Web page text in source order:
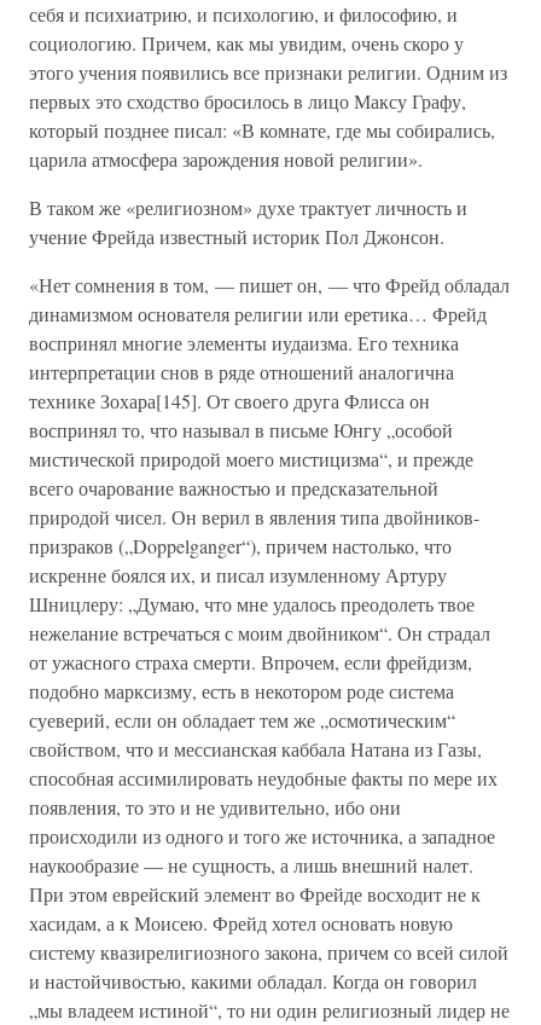
себя и психиатрию, и психологию, и философию, и
социологию. Причем, как мы увидим, очень скоро у
этого учения появились все признаки религии. Одним из
первых это сходство бросилось в лицо Максу Графу,
который позднее писал: «В комнате, где мы собирались,
царила атмосфера зарождения новой религии».
В таком же «религиозном» духе трактует личность и
учение Фрейда известный историк Пол Джонсон.
«Нет сомнения в том, — пишет он, — что Фрейд обладал
динамизмом основателя религии или еретика… Фрейд
воспринял многие элементы иудаизма. Его техника
интерпретации снов в ряде отношений аналогична
технике Зохара[145]. От своего друга Флисса он
воспринял то, что называл в письме Юнгу „особой
мистической природой моего мистицизма“, и прежде
всего очарование важностью и предсказательной
природой чисел. Он верил в явления типа двойников-
призраков („Doppelganger“), причем настолько, что
искренне боялся их, и писал изумленному Артуру
Шницлеру: „Думаю, что мне удалось преодолеть твое
нежелание встречаться с моим двойником“. Он страдал
от ужасного страха смерти. Впрочем, если фрейдизм,
подобно марксизму, есть в некотором роде система
суеверий, если он обладает тем же „осмотическим“
свойством, что и мессианская каббала Натана из Газы,
способная ассимилировать неудобные факты по мере их
появления, то это и не удивительно, ибо они
происходили из одного и того же источника, а западное
наукообразие — не сущность, а лишь внешний налет.
При этом еврейский элемент во Фрейде восходит не к
хасидам, а к Моисею. Фрейд хотел основать новую
систему квазирелигиозного закона, причем со всей силой
и настойчивостью, какими обладал. Когда он говорил
„мы владеем истиной“, то ни один религиозный лидер не